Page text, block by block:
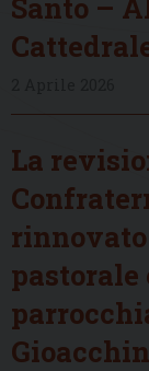
Santo –
La